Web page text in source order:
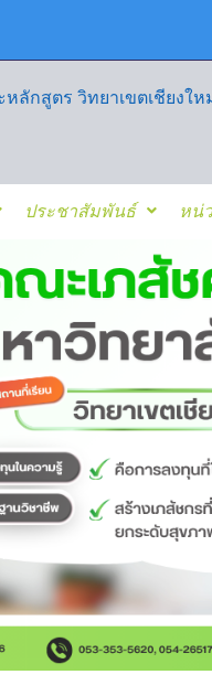
ลักสูตร วิทยาเขตเชียงให
ประชาสัมพันธ์ หน่